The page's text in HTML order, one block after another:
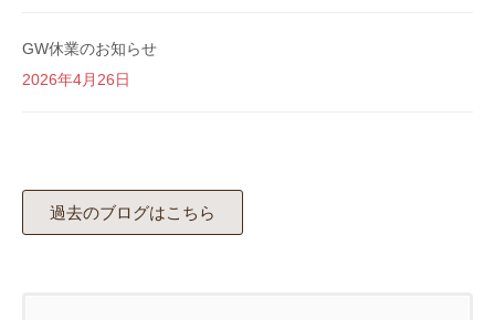
GW休業のお知らせ
2026年4月26日
過去のブログはこちら